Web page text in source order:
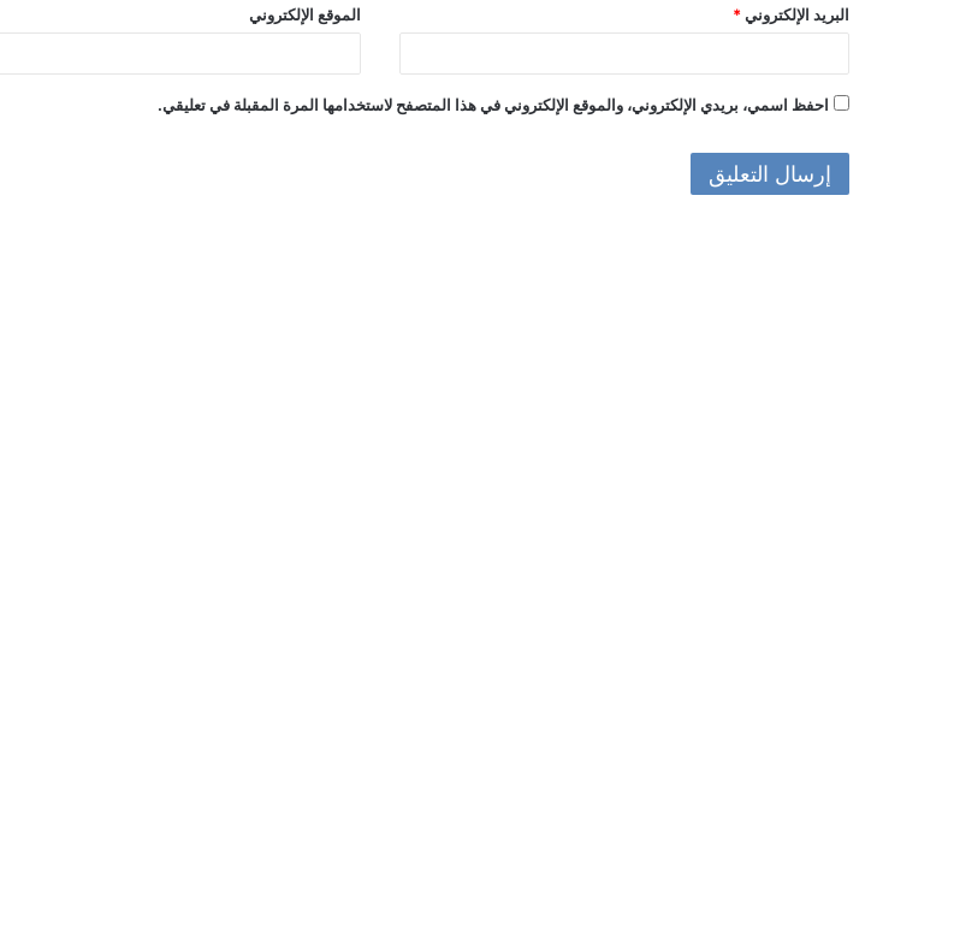
البريد الإلكتروني * الموقع الإلكتروني
احفظ اسمي، بريدي الإلكتروني، والموقع الإلكتروني في هذا المتصفح لاستخدامها المرة المقبلة في تعليقي.